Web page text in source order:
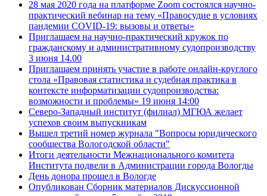
28 мая 2020 года на платформе Zoom состоялся научно-
практический вебинар на тему «Правосудие в условиях
пандемии COVID-19: вызовы и ответы»
Приглашаем на научно-практический кружок по
гражданскому и административному судопроизводству
3 июня 14.00
Приглашаем принять участие в работе онлайн-круглого
стола «Правовая статистика и судебная практика в
контексте информатизации судопроизводства:
возможности и проблемы» 19 июня 14:00
Северо-Западный институт (филиал) МГЮА желает
успехов своим выпускникам
Вышел третий номер журнала "Вопросы юридического
сообщества Вологодской области"
Итоги деятельности Межнационального комитета
Института подвели в Администрации города Вологды
День донора прошел в Вологде
Опубликован Сборник материалов Дискуссионной